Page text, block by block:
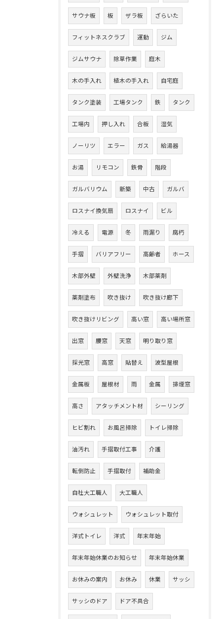
サウナ板 板 ザラ板 ざらいた
フィットネスクラブ 運動 ジム
ジムサウナ 除草作業 庭木
木の手入れ 植木の手入れ 自宅庭
タンク塗装 工場タンク 鉄 タンク
工場内 押し入れ 合板 湿気
ノーリツ エラー ガス 給湯器
お湯 リモコン 鉄骨 階段
ガルバリウム 新築 中古 ガルバ
ロスナイ換気扇 ロスナイ ビル
冷える 電源 冬 雨漏り 腐朽
手摺 バリアフリー 高齢者 ホース
木部外壁 外壁洗浄 木部薬剤
薬剤塗布 吹き抜け 吹き抜け廊下
吹き抜けリビング 高い窓 高い場所窓
出窓 腰窓 天窓 明り取り窓
採光窓 高窓 貼替え 波型屋根
金属板 屋根材 雨 金属 排煙窓
高さ アタッチメント材 シーリング
ヒビ割れ お風呂掃除 トイレ掃除
油汚れ 手摺取付工事 介護
転倒防止 手摺取付 補助金
自社大工職人 大工職人
ウォシュレット ウォシュレット取付
洋式トイレ 洋式 年末年始
年末年始休業のお知らせ 年末年始休業
お休みの案内 お休み 休業 サッシ
サッシのドア ドア不具合